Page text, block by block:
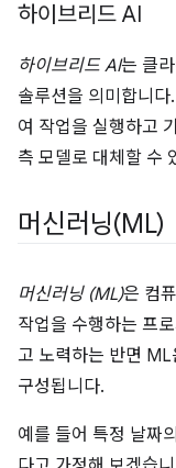
하이브리드 AI
하이브리드 AI는 클
솔루션을 의미합니
여 작업을 실행하고
측 모델로 대체할 수
머신러닝(ML)
머신러닝 (ML)은 컴
작업을 수행하는 프
고 노력하는 반면
구성됩니다.
예를 들어 특정 날짜